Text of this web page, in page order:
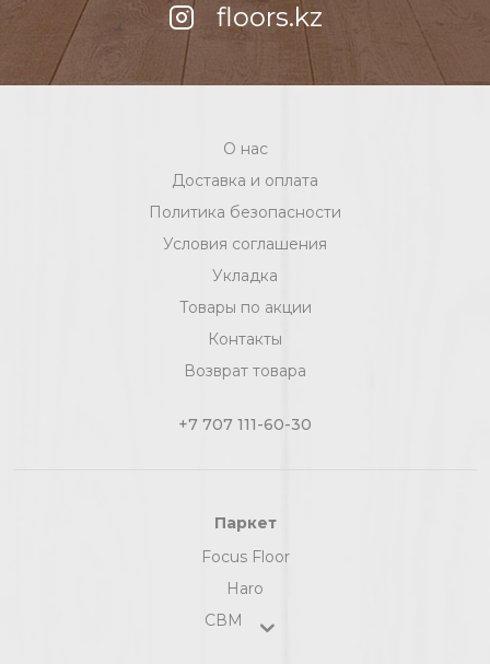
floors.kz
О нас
Доставка и оплата
Политика безопасности
Условия соглашения
Укладка
Товары по акции
Контакты
Возврат товара
+7 707 111-60-30
Паркет
Focus Floor
Haro
СВМ